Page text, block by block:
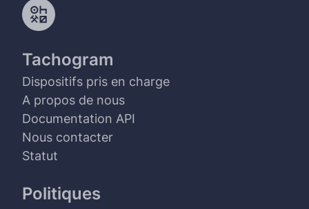
Tachogram
Dispositifs pris en charge
A propos de nous
Documentation API
Nous contacter
Statut
Politiques